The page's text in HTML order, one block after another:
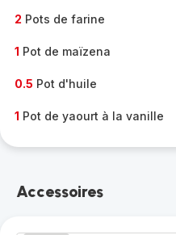
2 Pots de farine
1 Pot de maïzena
0.5 Pot d'huile
1 Pot de yaourt à la vanille
Accessoires